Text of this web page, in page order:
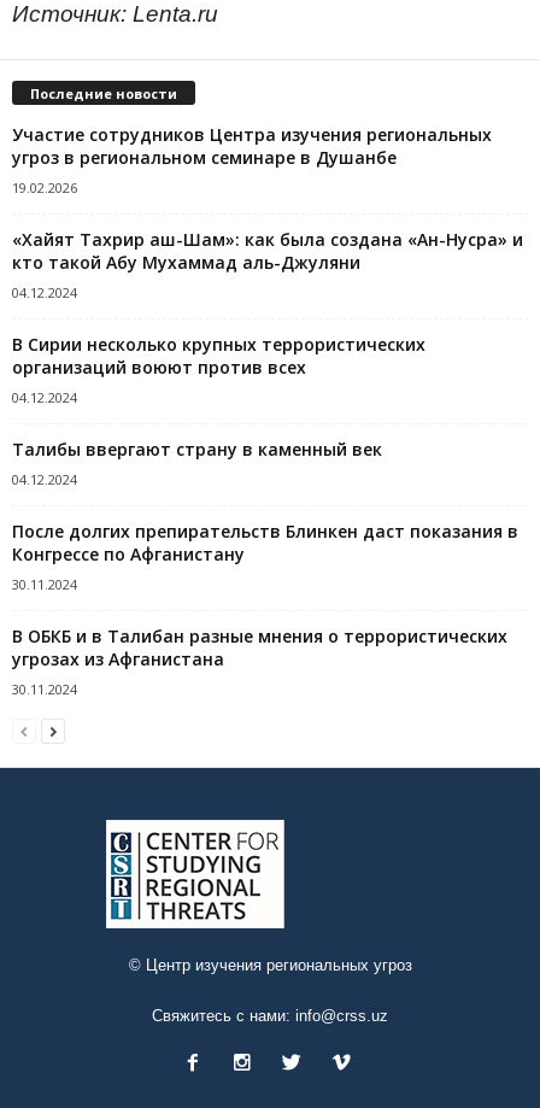
Источник: Lenta.ru
Последние новости
Участие сотрудников Центра изучения региональных
угроз в региональном семинаре в Душанбе
19.02.2026
«Хайят Тахрир аш-Шам»: как была создана «Ан-Нусра» и
кто такой Абу Мухаммад аль-Джуляни
04.12.2024
В Сирии несколько крупных террористических
организаций воюют против всех
04.12.2024
Талибы ввергают страну в каменный век
04.12.2024
После долгих препирательств Блинкен даст показания в
Конгрессе по Афганистану
30.11.2024
В ОБКБ и в Талибан разные мнения о террористических
угрозах из Афганистана
30.11.2024
© Центр изучения региональных угроз
Свяжитесь с нами: info@crss.uz